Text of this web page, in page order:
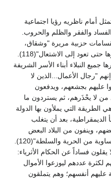
أمام ناظريه رؤيا اجتماعية
والفقر والظلم والحروب.
حزبية مريرة "وشقاق،
وعداء، وحقد، وريبة، لا تكاد تخبو نارها حتى تعود إلى الاشتعال"(118).
جميع النبلاء أبناء الأسر الشريفة
"رجال الأعمال...الذين لا
عليهم بجشعهم، ويدفعون
لا يحْذَرهم، ثم يستردون ما
التي يملأون بها الدولة
"ثم تنشأ الديمقراطية، بعد أن يتغلب
وينفون من البلاد البعض
الآخر، ثم يمنحون الباقي أقساطاً متساوية من الحرية والسلطة"(120).
فساداً عن الحكام الأثرياء:
لكثرة عددهم ليوزعوا الأموال
عليهم أنفسهم؛ وهم يتملقون